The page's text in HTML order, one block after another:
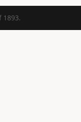
1893.